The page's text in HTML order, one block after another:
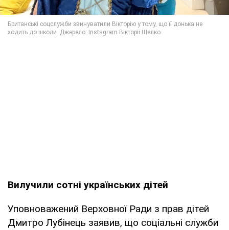
Вилучили сотні українських дітей
Уповноважений Верховної Ради з прав дітей
Дмитро Лубінець заявив, що соціальні служби